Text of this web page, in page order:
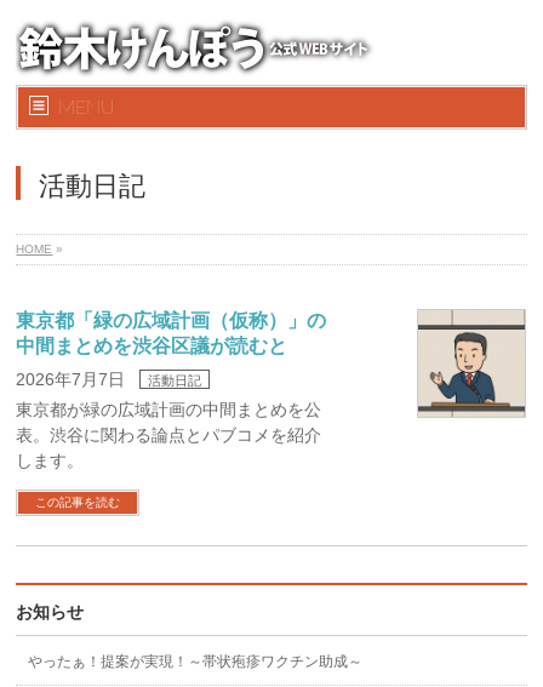
MENU
活動日記
HOME »
東京都「緑の広域計画（仮称）」の
中間まとめを渋谷区議が読むと
2026年7月7日 活動日記
東京都が緑の広域計画の中間まとめを公
表。渋谷に関わる論点とパブコメを紹介
します。
この記事を読む
お知らせ
やったぁ！提案が実現！～帯状疱疹ワクチン助成～